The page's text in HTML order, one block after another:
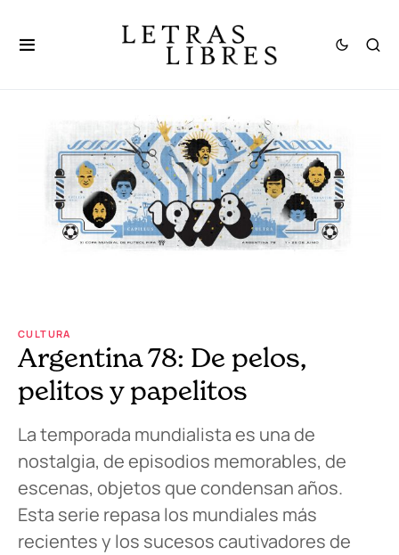
CULTURA
Argentina 78: De pelos,
pelitos y papelitos
La temporada mundialista es una de
nostalgia, de episodios memorables, de
escenas, objetos que condensan años.
Esta serie repasa los mundiales más
recientes y los sucesos cautivadores de